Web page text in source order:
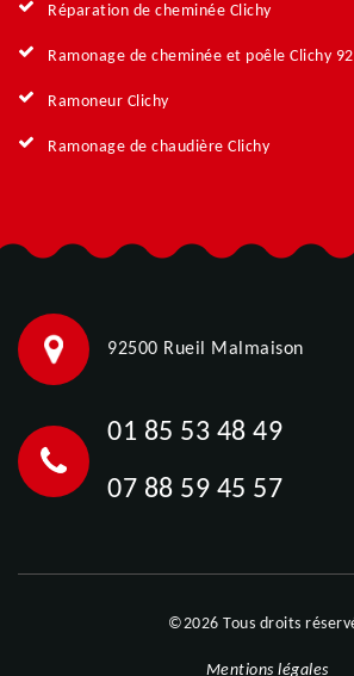
Réparation de cheminée Clichy
Ramonage de cheminée et poêle Clichy
Ramoneur Clichy
Ramonage de chaudière Clichy
92500 Rueil Malmaison
01 85 53 48 49
07 88 59 45 57
©2026 Tous droits
Mentions légales